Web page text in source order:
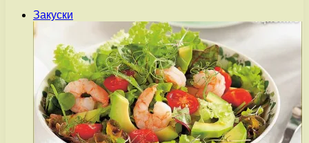
Закуски